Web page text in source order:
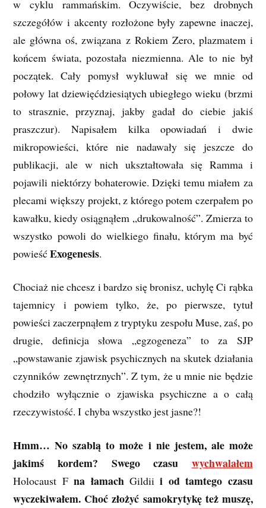
w cyklu rammańskim. Oczywiście, bez drobnych
szczegółów i akcenty rozłożone były zapewne inaczej,
ale główna oś, związana z Rokiem Zero, plazmatem i
końcem świata, pozostała niezmienna. Ale to nie był
początek. Cały pomysł wykluwał się we mnie od
połowy lat dziewięćdziesiątych ubiegłego wieku (brzmi
to strasznie, przyznaj, jakby gadał do ciebie jakiś
praszczur). Napisałem kilka opowiadań i dwie
mikropowieści, które nie nadawały się jeszcze do
publikacji, ale w nich ukształtowała się Ramma i
pojawili niektórzy bohaterowie. Dzięki temu miałem za
plecami większy projekt, z którego potem czerpałem po
kawałku, kiedy osiągnąłem „drukowalność”. Zmierza to
wszystko powoli do wielkiego finału, którym ma być
powieśćExogenesis.
Chociaż nie chcesz i bardzo się bronisz, uchylę Ci rąbka
tajemnicy i powiem tylko, że, po pierwsze, tytuł
powieści zaczerpnąłem z tryptyku zespołu Muse, zaś, po
drugie, definicja słowa „egzogeneza” to za SJP
„powstawanie zjawisk psychicznych na skutek działania
czynników zewnętrznych”. Z tym, że u mnie nie będzie
chodziło wyłącznie o zjawiska psychiczne a o całą
rzeczywistość. I chyba wszystko jest jasne?!
Hmm… No szablą to może i nie jestem, ale może
jakimś kordem? Swego czasu wychwalałem
Holocaust Fna łamachGildiii od tamtego czasu
wyczekiwałem. Choć złożyć samokrytykę też muszę,